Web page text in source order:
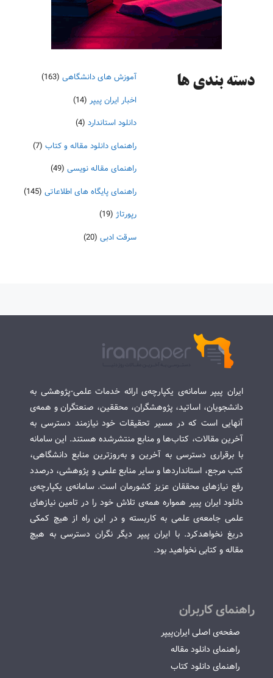
دسته‌ بندی ها آموزش های دانشگاهی (163)
اخبار ایران پیپر (14)
دانلود استاندارد (4)
راهنمای دانلود مقاله و کتاب (7)
راهنمای مقاله نویسی (49)
راهنمای پایگاه های اطلاعاتی (145)
رپورتاژ (19)
سرقت ادبی (20)
ایران پیپر سامانه‌ی یکپارچه‌ی ارائه خدمات علمی-پژوهشی به
دانشجویان، اساتید، پژوهشگران، محققین، صنعتگران و همه‌ی
آنهایی است که در مسیر تحقیقات خود نیازمند دسترسی به
آخرین مقالات، کتاب‌ها و منابع منتشرشده هستند. این سامانه
با برقراری دسترسی به آخرین و به‌روزترین منابع دانشگاهی،
کتب مرجع، استانداردها و سایر منابع علمی و پژوهشی، درصدد
رفع نیازهای محققان عزیز کشورمان است. سامانه‌ی یکپارچه‌ی
دانلود ایران پیپر همواره همه‌ی تلاش خود را در تامین نیازهای
علمی جامعه‌ی علمی به کاربسته و در این راه از هیچ کمکی
دریغ نخواهدکرد. با ایران پیپر دیگر نگران دسترسی به هیچ
مقاله و کتابی نخواهید بود.
راهنمای کاربران
صفحه‌ی اصلی ایران‌پیپر
راهنمای دانلود مقاله
راهنمای دانلود کتاب